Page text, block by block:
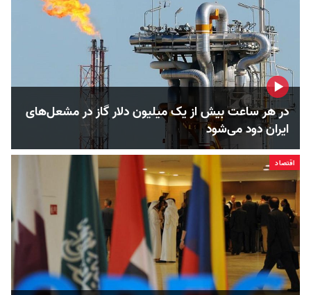
در هر ساعت بیش از یک میلیون دلار گاز در مشعل‌های
ایران دود می‌شود
اقتصاد